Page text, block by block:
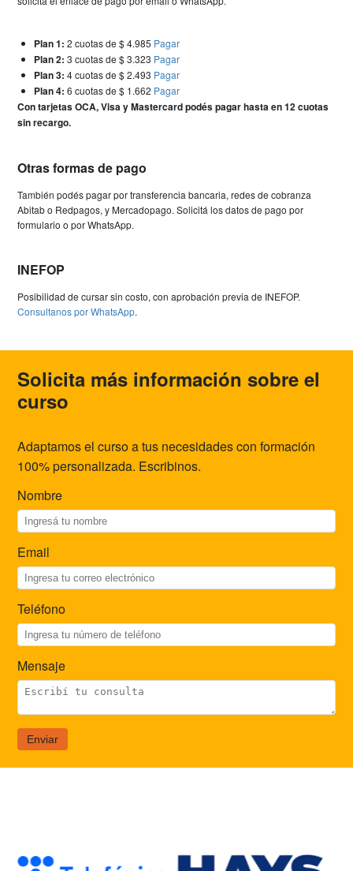
Plan 1: 2 cuotas de $ 4.985 Pagar
Plan 2: 3 cuotas de $ 3.323 Pagar
Plan 3: 4 cuotas de $ 2.493 Pagar
Plan 4: 6 cuotas de $ 1.662 Pagar
Con tarjetas OCA, Visa y Mastercard podés pagar hasta en 12 cuotas
sin recargo.
Otras formas de pago
También podés pagar por transferencia bancaria, redes de cobranza
Abitab o Redpagos, y Mercadopago. Solicitá los datos de pago por
formulario o por WhatsApp.
INEFOP
Posibilidad de cursar sin costo, con aprobación previa de INEFOP.
Consultanos por WhatsApp.
Solicita más información sobre el
curso
Adaptamos el curso a tus necesidades con formación
100% personalizada. Escribinos.
Nombre
Email
Teléfono
Mensaje
Enviar